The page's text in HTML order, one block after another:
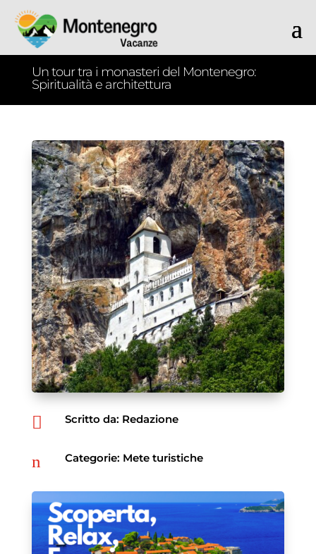
Un tour tra i monasteri del Montenegro:
Spiritualità e architettura
 Scritto da: Redazione
n Categorie: Mete turistiche